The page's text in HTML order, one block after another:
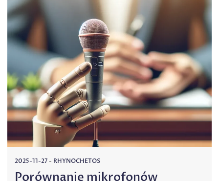
2025-11-27- RHYNOCHETOS
Porównanie mikrofonów